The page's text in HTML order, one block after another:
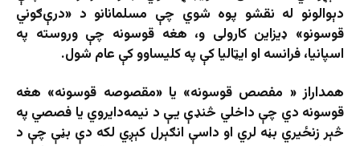
دېوالونو له نقشو پوه شوي چې مسلمانانو د «درې‌ګوني
قوسونو» ډیزاین کارولی و، هغه قوسونه چې وروسته په
اسپانیا، فرانسه او ایټالیا کې په کلیساوو کې عام شول.
همداراز « مفصص قوسونه» یا «مقصوصه قوسونه» هغه
قوسونه دي چې داخلي څنډې یې د نیمه‌دایروي یا فصصي په
څېر زنځیري بڼه لري او داسې انګېرل کېږي لکه دې بڼې چې د